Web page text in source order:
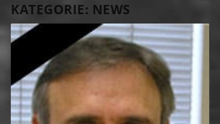
KATEGORIE: NEWS